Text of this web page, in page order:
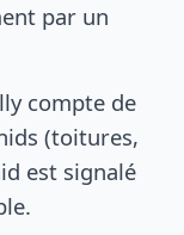
par un
compte de
(toitures,
est signalé